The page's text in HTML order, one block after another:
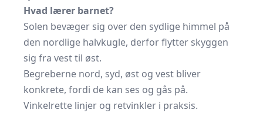
Hvad lærer barnet?
Solen bevæger sig over den sydlige himmel på
den nordlige halvkugle, derfor flytter skyggen
sig fra vest til øst.
Begreberne nord, syd, øst og vest bliver
konkrete, fordi de kan ses og gås på.
Vinkelrette linjer og retvinkler i praksis.